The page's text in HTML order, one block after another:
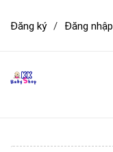
Đăng ký / Đăng nhập